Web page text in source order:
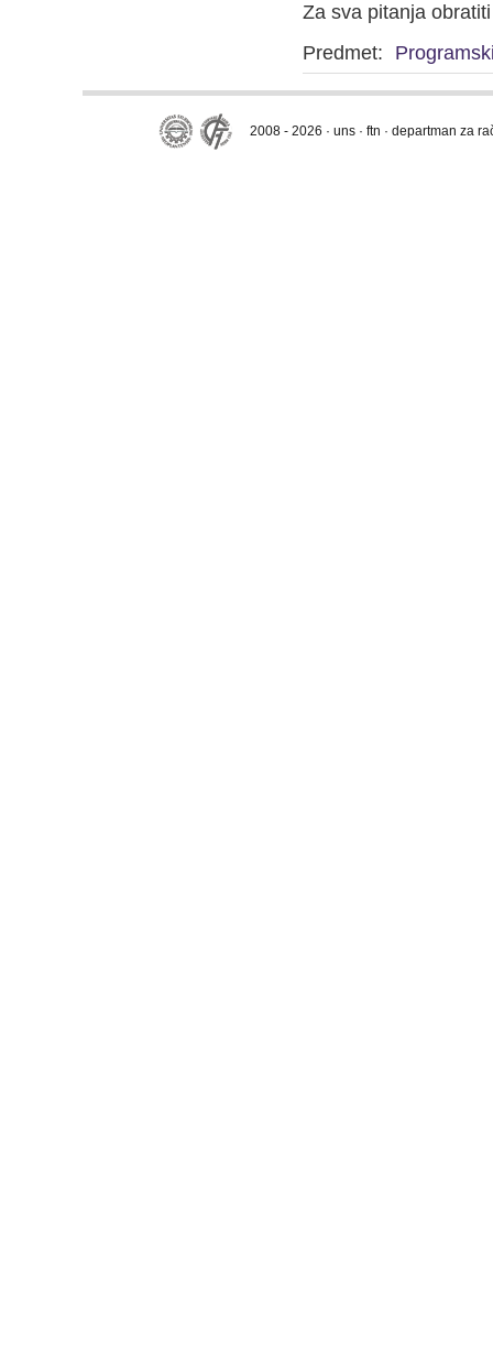
Za sva pitanja
Predmet:
2008 - 2026 · uns · ftn · departman za